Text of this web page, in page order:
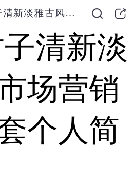
绿色竹子清新淡雅古风市场营销求职成套个人简历